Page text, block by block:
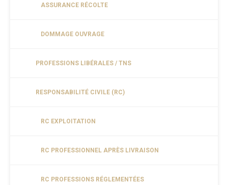
ASSURANCE RÉCOLTE
DOMMAGE OUVRAGE
PROFESSIONS LIBÉRALES / TNS
RESPONSABILITÉ CIVILE (RC)
RC EXPLOITATION
RC PROFESSIONNEL APRÈS LIVRAISON
RC PROFESSIONS RÉGLEMENTÉES